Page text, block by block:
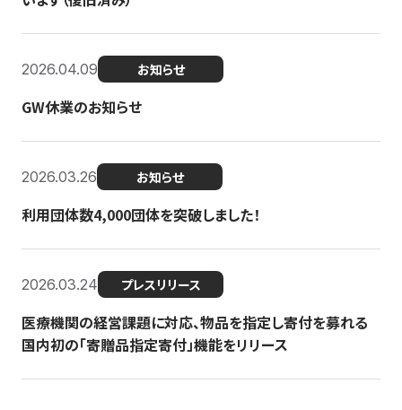
2026.04.09 お知らせ
GW休業のお知らせ
2026.03.26 お知らせ
利用団体数4,000団体を突破しました！
2026.03.24 プレスリリース
医療機関の経営課題に対応、物品を指定し寄付を募れる
国内初の「寄贈品指定寄付」機能をリリース